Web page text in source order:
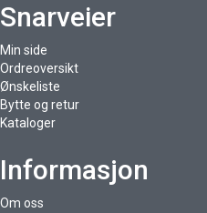
Snarveier
Min side
Ordreoversikt
Ønskeliste
Bytte og retur
Kataloger
Informasjon
Om oss